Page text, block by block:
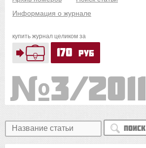
Информация о журнале
купить журнал целиком за
170 руб
3/2011
Поиск